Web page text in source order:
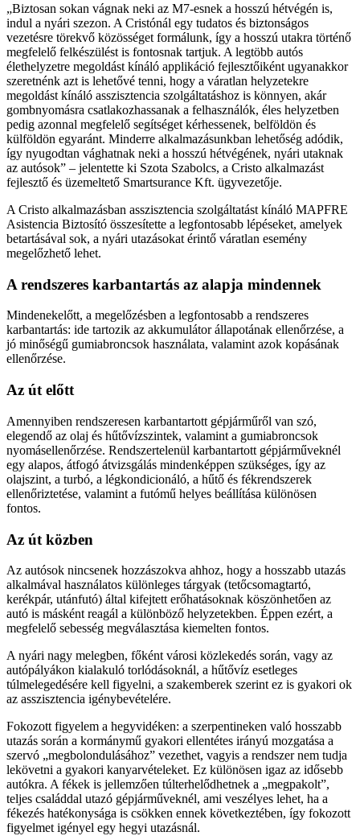
„Biztosan sokan vágnak neki az M7-esnek a hosszú hétvégén is,
indul a nyári szezon. A Cristónál egy tudatos és biztonságos
vezetésre törekvő közösséget formálunk, így a hosszú utakra történő
megfelelő felkészülést is fontosnak tartjuk. A legtöbb autós
élethelyzetre megoldást kínáló applikáció fejlesztőiként ugyanakkor
szeretnénk azt is lehetővé tenni, hogy a váratlan helyzetekre
megoldást kínáló asszisztencia szolgáltatáshoz is könnyen, akár
gombnyomásra csatlakozhassanak a felhasználók, éles helyzetben
pedig azonnal megfelelő segítséget kérhessenek, belföldön és
külföldön egyaránt. Minderre alkalmazásunkban lehetőség adódik,
így nyugodtan vághatnak neki a hosszú hétvégének, nyári utaknak
az autósok” – jelentette ki Szota Szabolcs, a Cristo alkalmazást
fejlesztő és üzemeltető Smartsurance Kft. ügyvezetője.
A Cristo alkalmazásban asszisztencia szolgáltatást kínáló MAPFRE
Asistencia Biztosító összesítette a legfontosabb lépéseket, amelyek
betartásával sok, a nyári utazásokat érintő váratlan esemény
megelőzhető lehet.
A rendszeres karbantartás az alapja mindennek
Mindenekelőtt, a megelőzésben a legfontosabb a rendszeres
karbantartás: ide tartozik az akkumulátor állapotának ellenőrzése, a
jó minőségű gumiabroncsok használata, valamint azok kopásának
ellenőrzése.
Az út előtt
Amennyiben rendszeresen karbantartott gépjárműről van szó,
elegendő az olaj és hűtővízszintek, valamint a gumiabroncsok
nyomásellenőrzése. Rendszertelenül karbantartott gépjárműveknél
egy alapos, átfogó átvizsgálás mindenképpen szükséges, így az
olajszint, a turbó, a légkondicionáló, a hűtő és fékrendszerek
ellenőriztetése, valamint a futómű helyes beállítása különösen
fontos.
Az út közben
Az autósok nincsenek hozzászokva ahhoz, hogy a hosszabb utazás
alkalmával használatos különleges tárgyak (tetőcsomagtartó,
kerékpár, utánfutó) által kifejtett erőhatásoknak köszönhetően az
autó is másként reagál a különböző helyzetekben. Éppen ezért, a
megfelelő sebesség megválasztása kiemelten fontos.
A nyári nagy melegben, főként városi közlekedés során, vagy az
autópályákon kialakuló torlódásoknál, a hűtővíz esetleges
túlmelegedésére kell figyelni, a szakemberek szerint ez is gyakori ok
az asszisztencia igénybevételére.
Fokozott figyelem a hegyvidéken: a szerpentineken való hosszabb
utazás során a kormánymű gyakori ellentétes irányú mozgatása a
szervó „megbolondulásához” vezethet, vagyis a rendszer nem tudja
lekövetni a gyakori kanyarvételeket. Ez különösen igaz az idősebb
autókra. A fékek is jellemzően túlterhelődhetnek a „megpakolt”,
teljes családdal utazó gépjárműveknél, ami veszélyes lehet, ha a
fékezés hatékonysága is csökken ennek következtében, így fokozott
figyelmet igényel egy hegyi utazásnál.